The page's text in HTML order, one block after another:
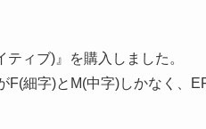
ィブ)』を購入しました。
細字)とM(中字)しかなく、